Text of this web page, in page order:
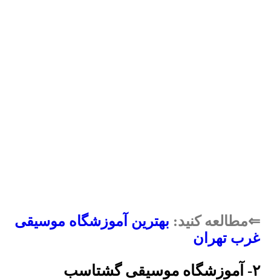
⇐مطالعه کنید: بهترین آموزشگاه موسیقی
غرب تهران
۲- آموزشگاه موسیقی گشتاسب